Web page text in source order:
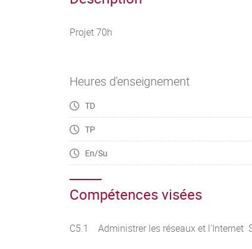
Projet 70h
Heures d'enseignement
TD
TP
En/Su
Compétences visées
C5.1 Administrer les réseaux et l'Internet